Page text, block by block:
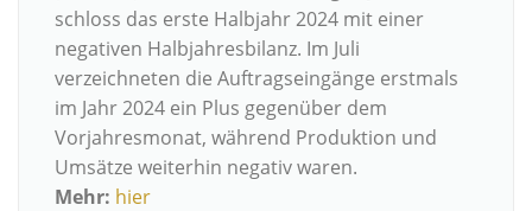
schloss das erste Halbjahr 2024 mit einer
negativen Halbjahresbilanz. Im Juli
verzeichneten die Auftragseingänge erstmals
im Jahr 2024 ein Plus gegenüber dem
Vorjahresmonat, während Produktion und
Umsätze weiterhin negativ waren.
Mehr: hier